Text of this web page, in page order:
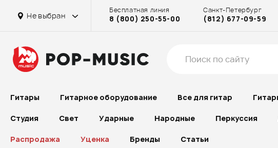
Не выбран
Бесплатная линия
8 (800) 250-55-00
Санкт-Петербург
(812) 677-09-59
Гитары Гитарное оборудование Все для гитар
Студия Свет Ударные Народные Перкуссия
Распродажа Уценка Бренды Статьи